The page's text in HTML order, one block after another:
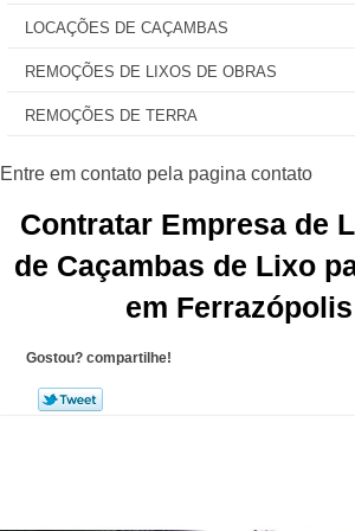
LOCAÇÕES DE CAÇAMBAS
REMOÇÕES DE LIXOS DE OBRAS
REMOÇÕES DE TERRA
Contratar Empresa de
de Caçambas de Lixo
em Ferrazópolis
Gostou? compartilhe!